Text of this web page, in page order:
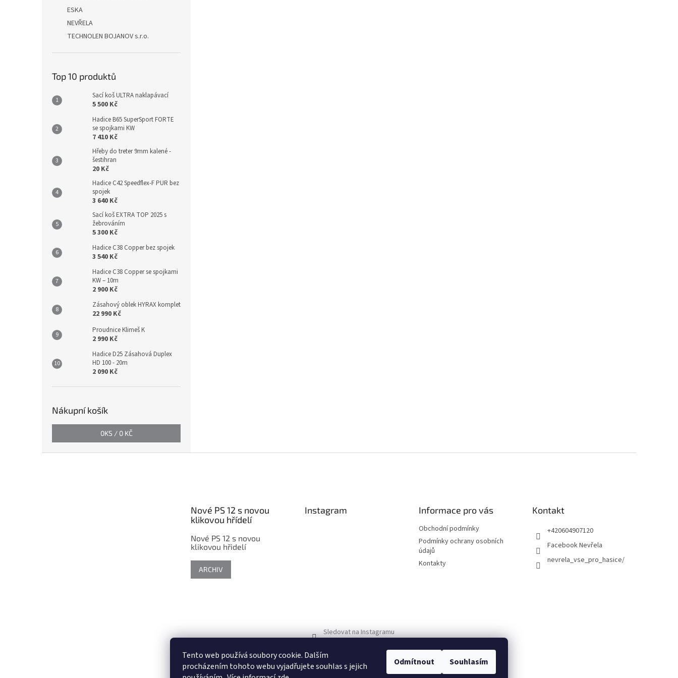
Tento web používá soubory cookie. Dalším
procházením tohoto webu vyjadřujete souhlas s jejich
Odmítnout Souhlasím
ESKA
NEVŘELA
TECHNOLEN BOJANOV s.r.o.
Top 10 produktů
Sací koš ULTRA naklapávací
5 500 Kč
Hadice B65 SuperSport FORTE
se spojkami KW
7 410 Kč
Hřeby do treter 9mm kalené -
šestihran
20 Kč
Hadice C42 Speedflex-F PUR bez
spojek
3 640 Kč
Sací koš EXTRA TOP 2025 s
žebrováním
5 300 Kč
Hadice C38 Copper bez spojek
3 540 Kč
Hadice C38 Copper se spojkami
KW – 10m
2 900 Kč
Zásahový oblek HYRAX komplet
22 990 Kč
Proudnice Klimeš K
2 990 Kč
Hadice D25 Zásahová Duplex
HD 100 - 20m
2 090 Kč
Nákupní košík
0KS / 0 KČ
Nové PS 12 s novou
klikovou hřídelí
Nové PS 12 s novou
klikovou hřidelí
ARCHIV
Instagram
Sledovat na Instagramu
Informace pro vás
Obchodní podmínky
Podmínky ochrany osobních
údajů
Kontakty
Kontakt
+420604907120
Facebook Nevřela
nevrela_vse_pro_hasice/